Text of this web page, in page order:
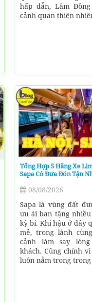
hấp dẫn, Lâm
cảnh quan thiên
Tổng Hợp 5 Hãng Xe
Sapa Có Đưa Đón Tận
08/08/2026
Sapa là vùng đất
ưu ái ban tặng
kỳ bí. Khí hậu ở đây
mẻ, trong lành
cảnh làm say
khách. Cũng chính
luôn nằm trong